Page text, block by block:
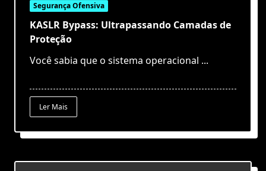
Segurança Ofensiva
KASLR Bypass: Ultrapassando Camadas de
Proteção
Você sabia que o sistema operacional ...
Ler Mais